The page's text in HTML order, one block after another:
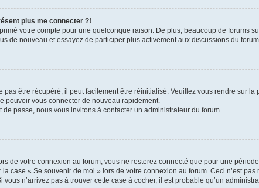
plus me connecter ?!
votre compte pour une quelconque raison. De plus, beaucoup de forums
de nouveau et essayez de participer plus activement aux discussions du forum.
être récupéré, il peut facilement être réinitialisé. Veuillez vous rendre sur la
pouvoir vous connecter de nouveau rapidement.
passe, nous vous invitons à contacter un administrateur du forum.
de votre connexion au forum, vous ne resterez connecté que pour une
case « Se souvenir de moi » lors de votre connexion au forum. Ceci n’est
n’arrivez pas à trouver cette case à cocher, il est probable qu’un